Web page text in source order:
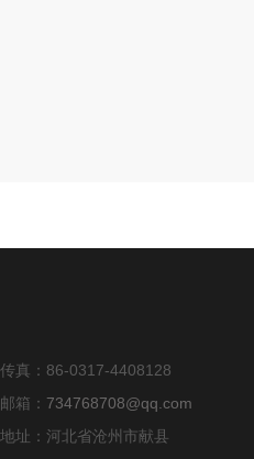
传真：86-0317-4408128
邮箱： 734768708@qq.com
地址：河北省沧州市献县